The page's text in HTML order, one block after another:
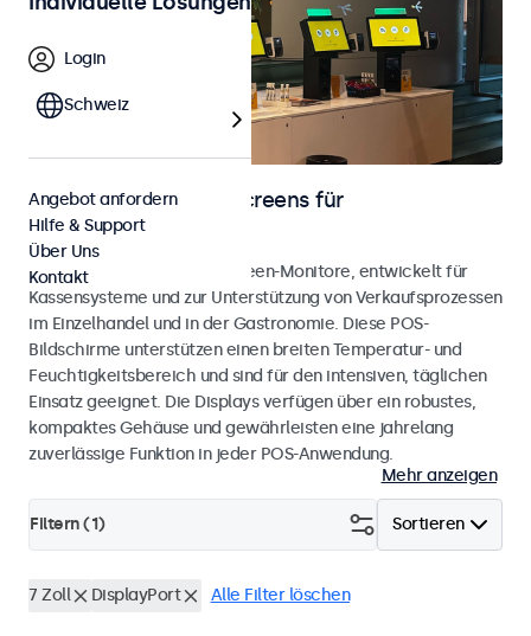
Monitore und Touchscreens für
Kassensysteme
POS-Monitore und Touchscreen-Monitore, entwickelt für
Kassensysteme und zur Unterstützung von Verkaufsprozessen
im Einzelhandel und in der Gastronomie. Diese POS-
Bildschirme unterstützen einen breiten Temperatur- und
Feuchtigkeitsbereich und sind für den intensiven, täglichen
Einsatz geeignet. Die Displays verfügen über ein robustes,
kompaktes Gehäuse und gewährleisten eine jahrelang
zuverlässige Funktion in jeder POS-Anwendung.
Mehr anzeigen
Sortieren
Filtern (1)
7 Zoll DisplayPort Alle Filter löschen
Login
Schweiz
Angebot anfordern
Hilfe & Support
Über Uns
Kontakt